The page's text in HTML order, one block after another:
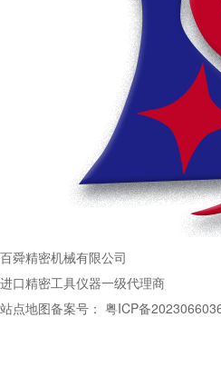
百舜精密机械有限公司
进口精密工具仪器一级代理商
站点地图备案号： 粤ICP备